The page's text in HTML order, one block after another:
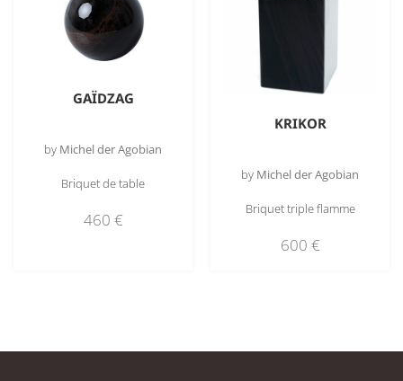
GAÏDZAG
by Michel der Agobian
Briquet de table
460 €
KRIKOR
by Michel der Agobian
Briquet triple flamme
600 €